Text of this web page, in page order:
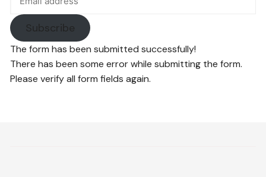
Subscribe
The form has been submitted successfully!
There has been some error while submitting the form.
Please verify all form fields again.